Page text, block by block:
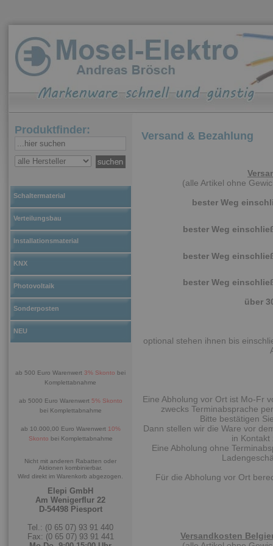
Produktfinder:
Schaltermaterial
Verteilungsbau
Installationsmaterial
KNX
Photovoltaik
Sonderposten
NEU
ab 500 Euro Warenwert 3% Skonto bei
Komplettabnahme
ab 5000 Euro Warenwert 5% Skonto
bei Komplettabnahme
ab 10.000,00 Euro Warenwert 10%
Skonto bei Komplettabnahme
Nicht mit anderen Rabatten oder
Aktionen kombinierbar.
Wird direkt im Warenkorb abgezogen.
Elepi GmbH
Am Wenigerflur 22
D-54498 Piesport
Tel.: (0 65 07) 93 91 440
Fax: (0 65 07) 93 91 441
Versand & Bezahlung
(alle Artikel ohne
bester Weg
bester Weg
bester Weg
bester Weg
über
optional stehen ihnen bis
Eine Abholung vor Ort ist Mo-Fr
zwecks Terminabsprache
Bitte bestätigen
Dann stellen wir die Ware vor
in
Eine Abholung ohne
Für die Abholung vor Ort
Versandkosten